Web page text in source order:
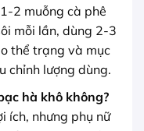
2 muỗng cà phê
mỗi lần, dùng 2-3
thể trạng và mục
chỉnh lượng dùng.
hà khô không?
ích, nhưng phụ nữ